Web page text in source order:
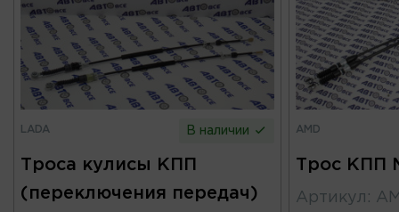
LADA В наличии
Троса кулисы КПП
(переключения передач)
AMD
Трос КПП
Артикул :